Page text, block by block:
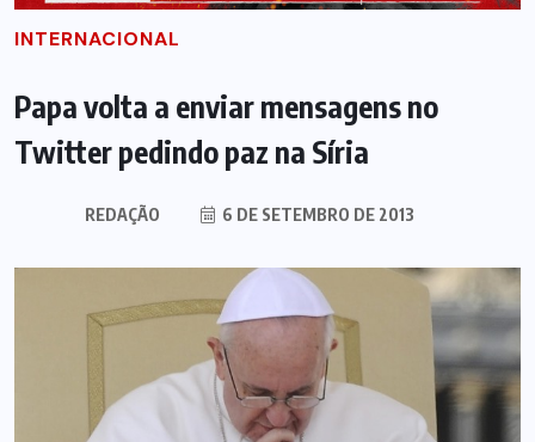
INTERNACIONAL
Papa volta a enviar mensagens no
Twitter pedindo paz na Síria
REDAÇÃO 6 DE SETEMBRO DE 2013